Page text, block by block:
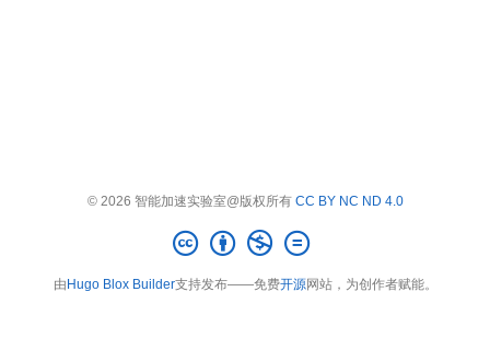
© 2026 智能加速实验室@版权所有 CC BY NC ND 4.0
由 Hugo Blox Builder支持发布——免费开源网站，为创作者赋能。